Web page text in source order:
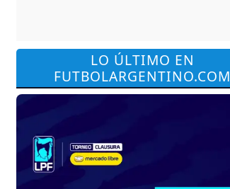
LO ÚLTIMO EN
FUTBOLARGENTINO.COM